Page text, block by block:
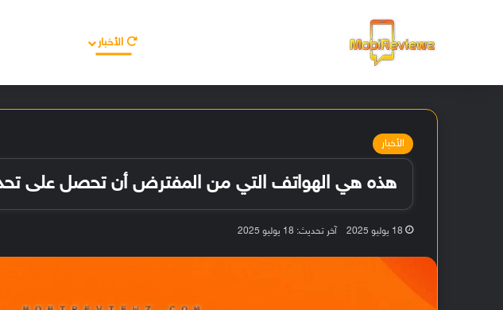
الأخبار
الأخبار
هذه هي الهواتف التي من المفترض أن تحصل على تحديث
18 يوليو 2025 آخر تحديث: 18 يوليو 2025